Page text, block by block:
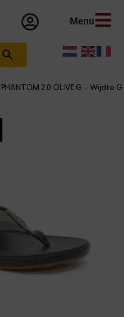
Menu
2.0 OLIVE G – Wijdte G